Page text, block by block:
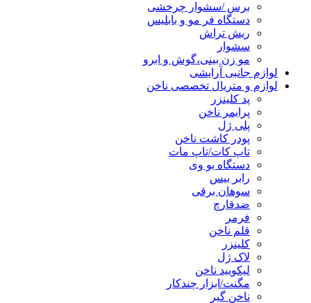
برس /سشوار چرخشی
دستگاه فر مو و بابلیس
ریش تراش
سشوار
مو زن بینی،گوش و ابرو
لوازم جانبی آرایشی
لوازم و متریال تخصصی ناخن
پد کلینزر
پرایمر ناخن
پلی ژل
پودر کاشت ناخن
تاپ کات/تاپ مات
دستگاه یو وی
رابر بیس
سوهان برقی
ضدقارچ
فرمر
قلم ناخن
کلینزر
لاک ژل
لیکوييد ناخن
مگنت/ابزار چندکار
ناخن گیر